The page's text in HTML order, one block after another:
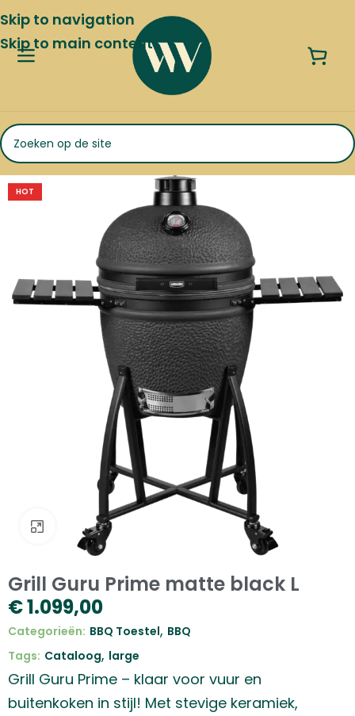
Skip to navigation
Skip to main content
HOT
Klik om te vergroten
Grill Guru Prime matte black L
€1.099,00
Categorieën: BBQ Toestel, BBQ
Tags: Cataloog, large
Grill Guru Prime – klaar voor vuur en
buitenkoken in stijl! Met stevige keramiek,